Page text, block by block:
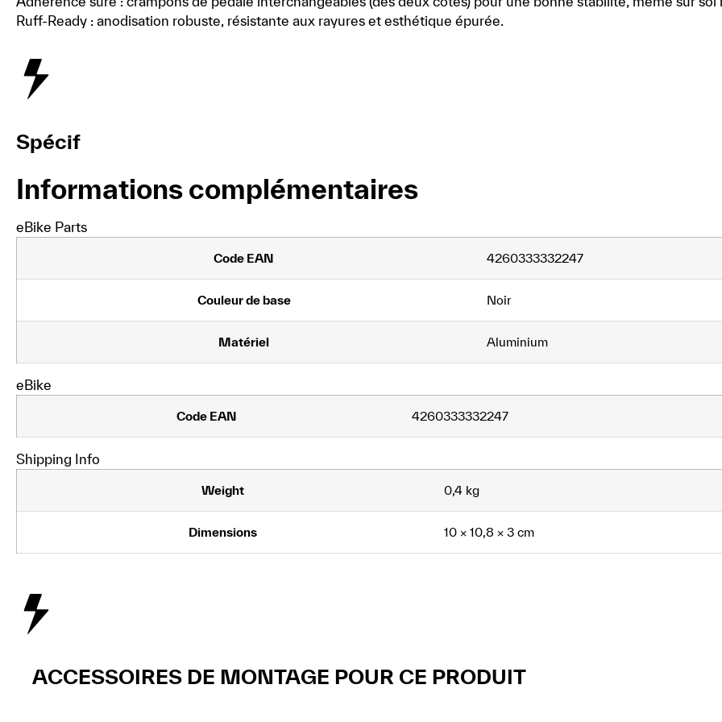
Ruff-Ready : anodisation robuste, résistante aux rayures et esthétique épurée.
Spécif
Informations complémentaires
eBike Parts
Code EAN 4260333332247
Couleur de base Noir
Matériel Aluminium
eBike
Code EAN 4260333332247
Shipping Info
Weight 0,4 kg
Dimensions 10 × 10,8 × 3 cm
ACCESSOIRES DE MONTAGE POUR CE PRODUIT